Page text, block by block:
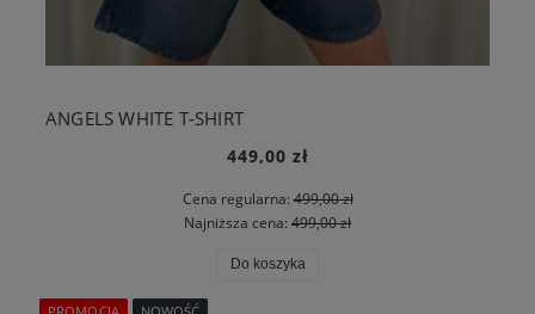
ANGELS WHITE T-SHIRT
449,00 zł
Cena regularna:499,00 zł
Najniższa cena: 499,00 zł
Do koszyka